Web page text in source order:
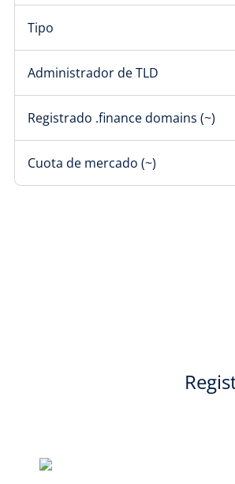
Tipo
Administrador de TLD
Registrado .finance domains (~)
Cuota de mercado (~)